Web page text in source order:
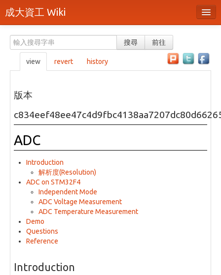
成大資工 Wiki
分類
隨機頁面
最近活動
上傳檔案
頁面原始檔
可列印版本
刪除本頁
登入 / 註冊帳號
搜尋 前往
view revert history
版本
ADC
Introduction
解析度(Resolution)
ADC on STM32F4
Independent Mode
ADC Voltage Measurement
ADC Temperature Measurement
Demo
Questions
Reference
Introduction